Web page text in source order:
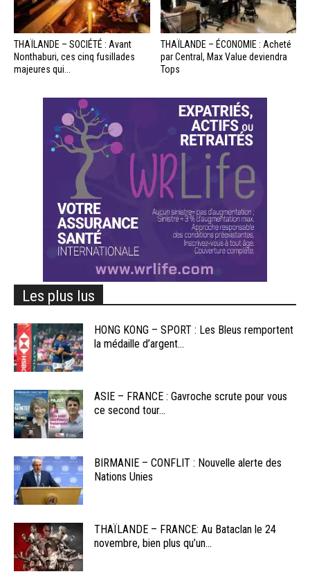
THAÏLANDE – SOCIÉTÉ : Avant
Nonthaburi, ces cinq fusillades
majeures qui...
THAÏLANDE – ÉCONOMIE : Acheté
par Central, Max Value deviendra
Tops
Les plus lus
HONG KONG – SPORT : Les Bleus remportent
la médaille d’argent...
ASIE – FRANCE : Gavroche scrute pour vous
ce second tour...
BIRMANIE – CONFLIT : Nouvelle alerte des
Nations Unies
THAÏLANDE – FRANCE: Au Bataclan le 24
novembre, bien plus qu’un...